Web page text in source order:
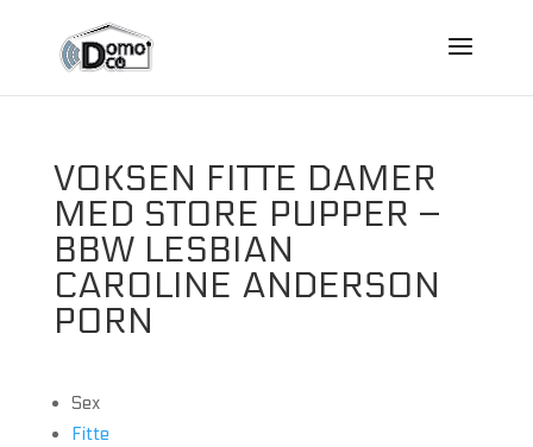
VOKSEN FITTE DAMER
MED STORE PUPPER –
BBW LESBIAN
CAROLINE ANDERSON
PORN
Sex
Fitte